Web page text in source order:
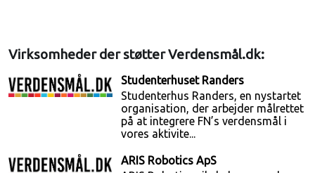
Virksomheder der støtter Verdensmål.dk:
Studenterhuset Randers
Studenterhus Randers, en nystartet
organisation, der arbejder målrettet
på at integrere FN’s verdensmål i
vores aktivite...
ARIS Robotics ApS